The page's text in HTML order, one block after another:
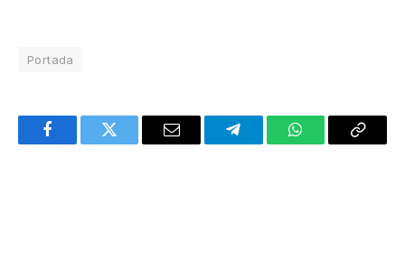
Portada
FacebookTwitter Email TelegramWhatsAppCopy